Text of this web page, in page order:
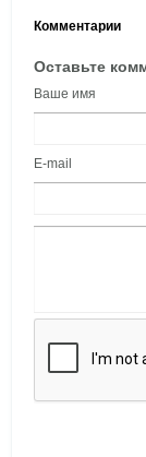
Комментарии
Оставьте
Ваше имя
E-mail